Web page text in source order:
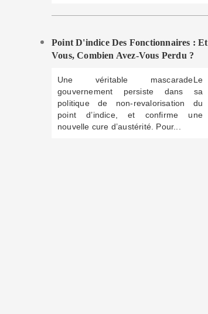
Point D'indice Des Fonctionnaires : Et
Vous, Combien Avez-Vous Perdu ?
Une véritable mascaradeLe
gouvernement persiste dans sa
politique de non-revalorisation du
point d’indice, et confirme une
nouvelle cure d’austérité. Pour...